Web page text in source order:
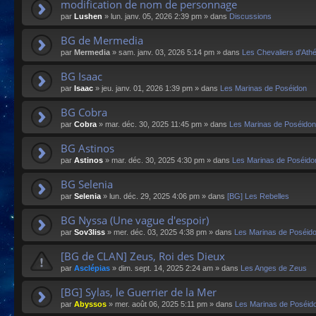
modification de nom de personnage
par Lushen » lun. janv. 05, 2026 2:39 pm » dans Discussions
BG de Mermedia
par Mermedia » sam. janv. 03, 2026 5:14 pm » dans Les Chevaliers
BG Isaac
par Isaac » jeu. janv. 01, 2026 1:39 pm » dans Les Marinas de Poséidon
BG Cobra
par Cobra» mar. déc. 30, 2025 11:45 pm » dans Les Marinas de Poséidon
BG Astinos
par Astinos » mar. déc. 30, 2025 4:30 pm » dans Les Marinas de
BG Selenia
par Selenia» lun. déc. 29, 2025 4:06 pm » dans [BG] Les Rebelles
BG Nyssa (Une vague d'espoir)
par Sov3liss » mer. déc. 03, 2025 4:38 pm » dans Les Marinas de
[BG de CLAN] Zeus, Roi des Dieux
par Asclépias » dim. sept. 14, 2025 2:24 am » dans Les Anges de Zeus
[BG] Sylas, le Guerrier de la Mer
par Abyssos » mer. août 06, 2025 5:11 pm » dans Les Marinas de